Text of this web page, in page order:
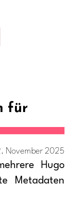
für
November 2025
Hugo
Metadaten